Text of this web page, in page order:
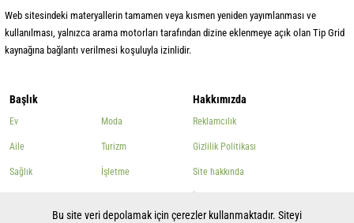
Başlık
Ev
Aile
Sağlık
Moda
Turizm
İşletme
Hakkımızda
Reklamcılık
Gizlilik Politikası
Site hakkında
Web sitesindeki materyallerin tamamen veya kısmen yeniden yayımlanması ve
kullanılması, yalnızca arama motorları tarafından dizine eklenmeye açık olan Tip Grid
kaynağına bağlantı verilmesi koşuluyla izinlidir.
Bu site veri depolamak için çerezler kullanmaktadır. Siteyi